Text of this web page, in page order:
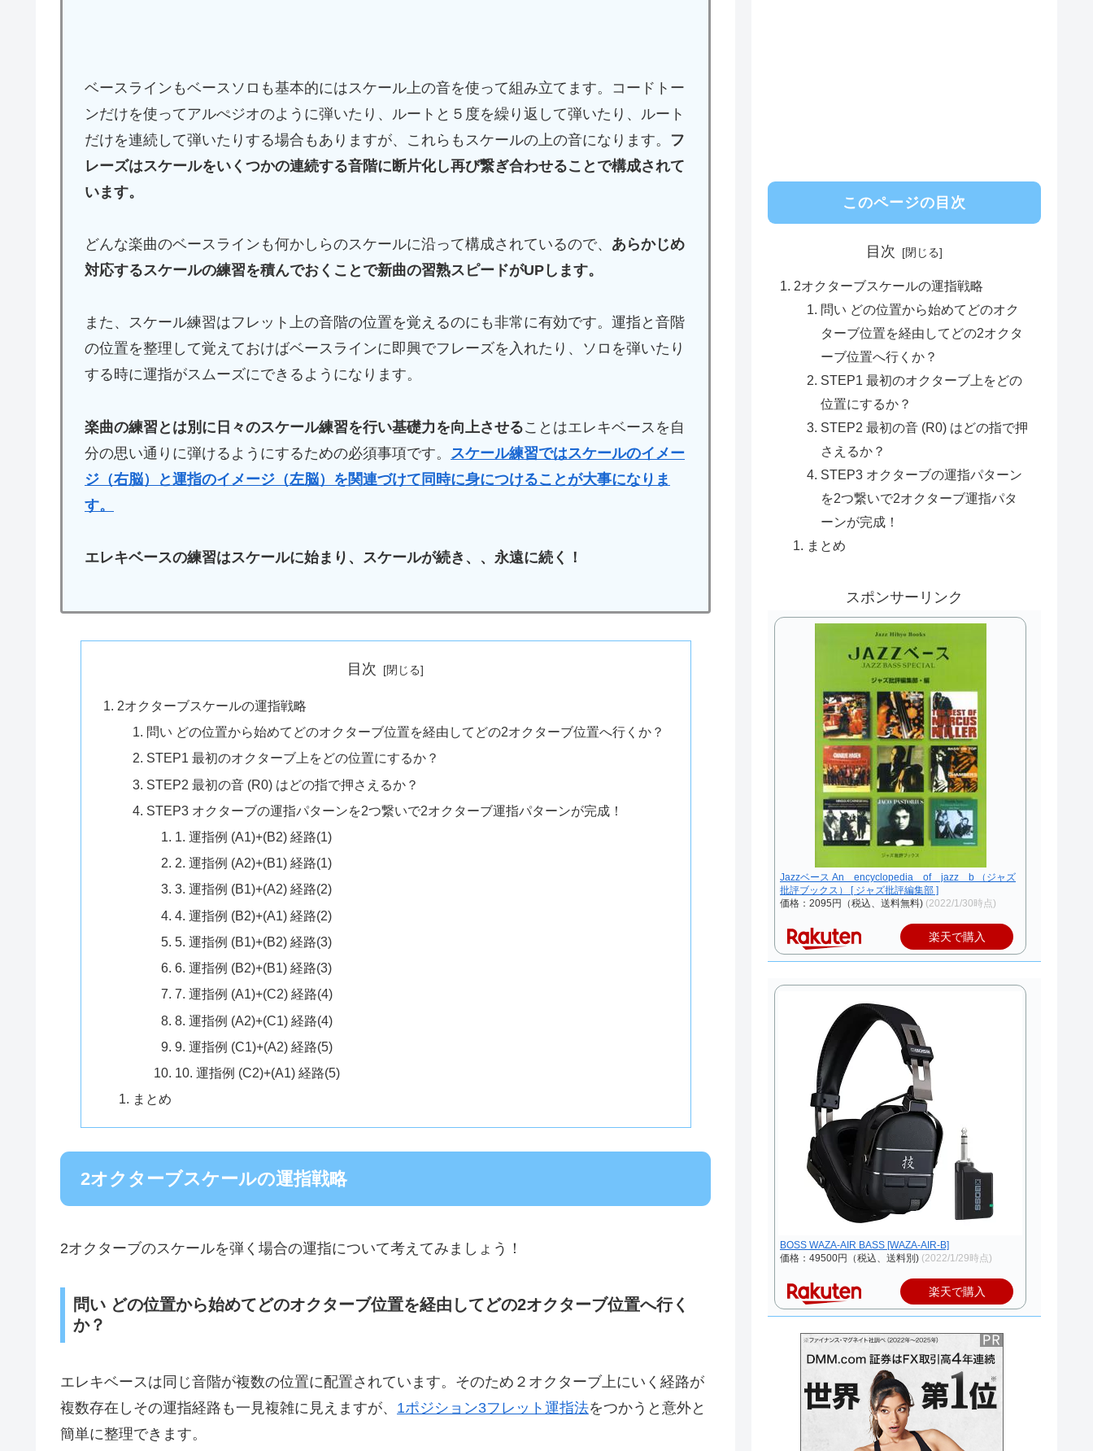
ベースラインもベースソロも基本的にはスケール上の音を使って組み立てます。コードトー
ンだけを使ってアルぺジオのように弾いたり、ルートと５度を繰り返して弾いたり、ルート
だけを連続して弾いたりする場合もありますが、これらもスケールの上の音になります。 フ
レーズはスケールをいくつかの連続する音階に断片化し再び繋ぎ合わせることで構成されて
います。
どんな楽曲のベースラインも何かしらのスケールに沿って構成されているので、 あらかじめ
対応するスケールの練習を積んでおくことで新曲の習熟スピードがUPします。
また、スケール練習はフレット上の音階の位置を覚えるのにも非常に有効です。運指と音階
の位置を整理して覚えておけばベースラインに即興でフレーズを入れたり、ソロを弾いたり
する時に運指がスムーズにできるようになります。
楽曲の練習とは別に日々のスケール練習を行い基礎力を向上させることはエレキベースを自
分の思い通りに弾けるようにするための必須事項です。 スケール練習ではスケールのイメー
ジ（右脳）と運指のイメージ（左脳）を関連づけて同時に身につけることが大事になりま
す。
エレキベースの練習はスケールに始まり、スケールが続き、、永遠に続く！
目次
2オクターブスケールの運指戦略
問い どの位置から始めてどのオクターブ位置を経由してどの2オクターブ位置へ行くか？
STEP1 最初のオクターブ上をどの位置にするか？
STEP2 最初の音 (R0) はどの指で押さえるか？
STEP3 オクターブの運指パターンを2つ繋いで2オクターブ運指パターンが完成！
1. 運指例 (A1)+(B2) 経路(1)
2. 運指例 (A2)+(B1) 経路(1)
3. 運指例 (B1)+(A2) 経路(2)
4. 運指例 (B2)+(A1) 経路(2)
5. 運指例 (B1)+(B2) 経路(3)
6. 運指例 (B2)+(B1) 経路(3)
7. 運指例 (A1)+(C2) 経路(4)
8. 運指例 (A2)+(C1) 経路(4)
9. 運指例 (C1)+(A2) 経路(5)
10. 運指例 (C2)+(A1) 経路(5)
まとめ
2オクターブスケールの運指戦略
2オクターブのスケールを弾く場合の運指について考えてみましょう！
問い どの位置から始めてどのオクターブ位置を経由してどの2オクターブ位置へ行く
か？
エレキベースは同じ音階が複数の位置に配置されています。そのため２オクターブ上にいく経路が
複数存在しその運指経路も一見複雑に見えますが、 1ポジション3フレット運指法をつかうと意外と
簡単に整理できます。
このページの目次
目次
2オクターブスケールの運指戦略
問い どの位置から始めてどのオク
ターブ位置を経由してどの2オクタ
ーブ位置へ行くか？
STEP1 最初のオクターブ上をどの
位置にするか？
STEP2 最初の音 (R0) はどの指で押
さえるか？
STEP3 オクターブの運指パターン
を2つ繋いで2オクターブ運指パタ
ーンが完成！
まとめ
スポンサーリンク
Jazzベース An encyclopedia of jazz b （ジャズ
批評ブックス） [ ジャズ批評編集部 ]
価格：2095円（税込、送料無料) (2022/1/30時点)
楽天で購入
BOSS WAZA-AIR BASS [WAZA-AIR-B]
価格：49500円（税込、送料別) (2022/1/29時点)
楽天で購入